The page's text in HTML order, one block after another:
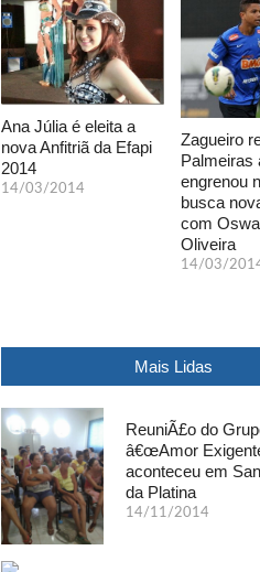
Ana Júlia é eleita a
nova Anfitriã da Efapi
2014
14/03/2014
Zagueiro
Palmeiras
engrenou
busca
com
Oliveira
14/03/
Mais Lidas
ReuniÃ£o do
â€œAmor
aconteceu em
da Platina
14/11/2014